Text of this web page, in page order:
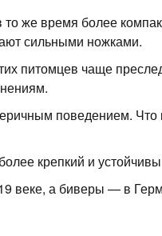
же время более
сильными ножками.
питомцев чаще
поведением. Что
крепкий и
веке, а биверы — в